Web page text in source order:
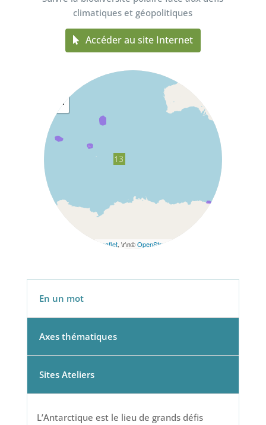
climatiques et géopolitiques
Accéder au site Internet
−
Leaflet, \r\n©OpenStreetMap
En un mot
Axes thématiques
Sites Ateliers
L’Antarctique est le lieu de grands défis